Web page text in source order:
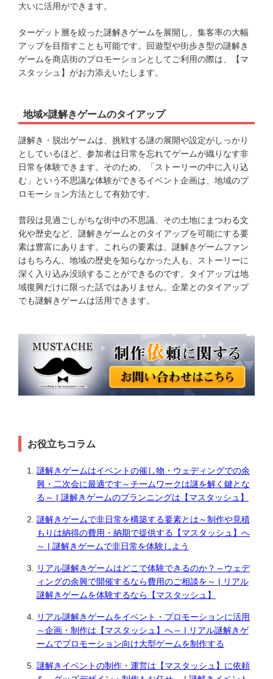
大いに活用ができます。
ターゲット層を絞った謎解きゲームを展開し、集客率の大幅
アップを目指すことも可能です。回遊型や街歩き型の謎解き
ゲームを商店街のプロモーションとしてご利用の際は、【マ
スタッシュ】がお力添えいたします。
地域×謎解きゲームのタイアップ
謎解き・脱出ゲームは、挑戦する謎の展開や設定がしっかり
としているほど、参加者は日常を忘れてゲームが織りなす非
日常を体験できます。そのため、「ストーリーの中に入り込
む」という不思議な体験ができるイベント企画は、地域のプ
ロモーション方法として有効です。
普段は見過ごしがちな街中の不思議、その土地にまつわる文
化や歴史など、謎解きゲームとのタイアップを可能にする要
素は豊富にあります。これらの要素は、謎解きゲームファン
はもちろん、地域の歴史を知らなかった人も、ストーリーに
深く入り込み没頭することができるのです。タイアップは地
域復興だけに限った話ではありません。企業とのタイアップ
でも謎解きゲームは活用できます。
お役立ちコラム
謎解きゲームはイベントの催し物・ウェディングでの余
興・二次会に最適です～チームワークは謎を解く鍵とな
る～ | 謎解きゲームのプランニングは【マスタッシュ】
謎解きゲームで非日常を構築する要素とは～制作や見積
もりは納得の費用・納期で提供する【マスタッシュ】へ
～ | 謎解きゲームで非日常を体験しよう
リアル謎解きゲームはどこで体験できるのか？～ウェデ
ィングの余興で開催するなら費用のご相談を～ | リアル
謎解きゲームを体験するなら【マスタッシュ】
リアル謎解きゲームをイベント・プロモーションに活用
～企画・制作は【マスタッシュ】へ～ | リアル謎解きゲ
ームでプロモーション向け大型ゲームを制作する
謎解きイベントの制作・運営は【マスタッシュ】に依頼